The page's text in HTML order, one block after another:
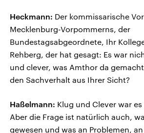
Heckmann: Der kommissarische
Mecklenburg-Vorpommerns, der
Bundestagsabgeordnete, Ihr
Rehberg, der hat gesagt: Es war
und clever, was Amthor da
den Sachverhalt aus Ihrer Sicht?
Haßelmann: Klug und Clever war
Aber die Frage ist natürlich auch,
gewesen und was an Problemen,